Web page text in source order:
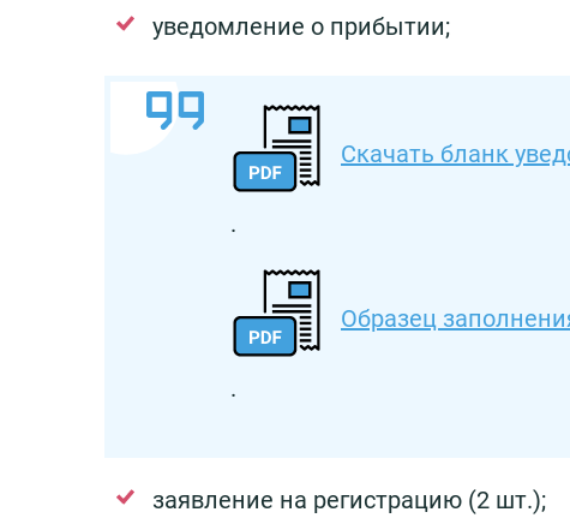
уведомление о прибытии;
Скачать бланк
.
Образец
.
заявление на регистрацию (2 шт.);